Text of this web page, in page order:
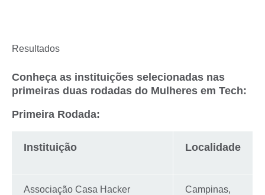
Resultados
Conheça as instituições selecionadas nas
primeiras duas rodadas do Mulheres em Tech:
Primeira Rodada:
Instituição Localidade
Associação Casa Hacker
Campinas,